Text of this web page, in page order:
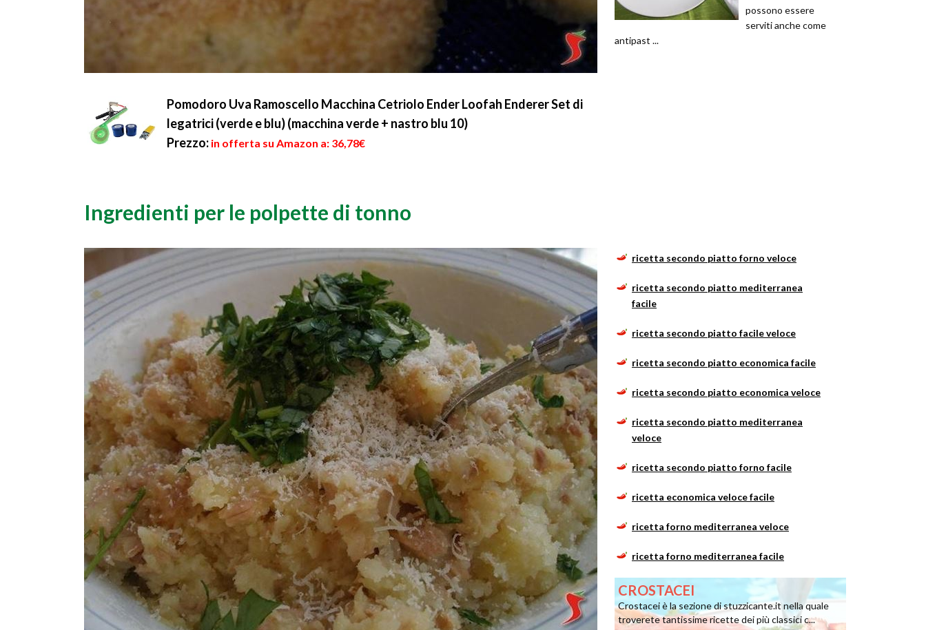
Pomodoro Uva Ramoscello Macchina Cetriolo Ender Loofah Enderer Set di
legatrici (verde e blu) (macchina verde + nastro blu 10)
Prezzo: in offerta su Amazon a: 36,78€
Ingredienti per le polpette di tonno
possono essere
serviti anche come
antipast ...
ricetta secondo piatto forno veloce
ricetta secondo piatto mediterranea
facile
ricetta secondo piatto facile veloce
ricetta secondo piatto economica facile
ricetta secondo piatto economica veloce
ricetta secondo piatto mediterranea
veloce
ricetta secondo piatto forno facile
ricetta economica veloce facile
ricetta forno mediterranea veloce
ricetta forno mediterranea facile
CROSTACEI
Crostacei è la sezione di stuzzicante.it nella quale
troverete tantissime ricette dei più classici c...